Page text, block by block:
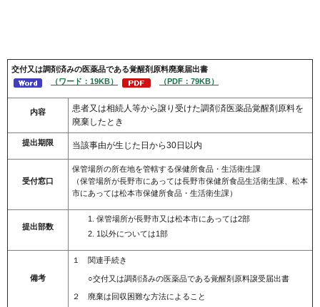
交付又は調剤済みの医薬品である覚醒剤 原料廃棄届出書
（ワード：19KB）
（PDF：79KB）
内容
患者又は相続人等から譲り受けた調剤済医薬品覚醒剤原料を
廃棄したとき
提出期限 当該事由が生じた日から30日以内
受付窓口
保管場所の所在地を管轄する保健所食品・生活衛生課
（保管場所が長野市にあっては長野市保健所食品生活衛生課、松本
市にあっては松本市保健所食品・生活衛生課）
提出部数
保管場所が長野市又は松本市にあっては2部
1以外については1部
備考
１ 関連手続き
○交付又は調剤済みの医薬品である覚醒剤原料譲受届出書
２ 廃棄は回収困難な方法によること